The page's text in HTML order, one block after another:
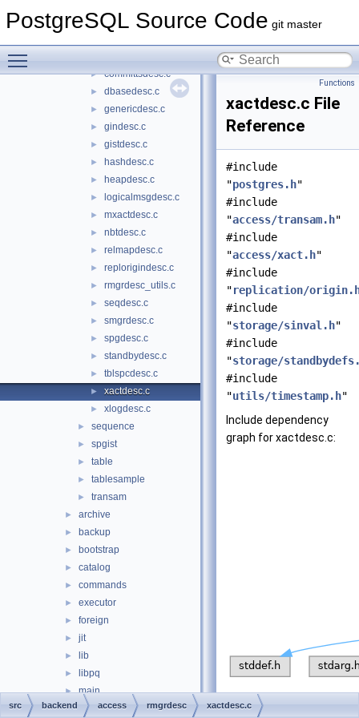
PostgreSQL Source Code git master
▼ rmgrdesc
► committsdesc.c
► dbasedesc.c
► genericdesc.c
► gindesc.c
► gistdesc.c
► hashdesc.c
► heapdesc.c
► logicalmsgdesc.c
► mxactdesc.c
► nbtdesc.c
► relmapdesc.c
► replorigindesc.c
► rmgrdesc_utils.c
► seqdesc.c
► smgrdesc.c
► spgdesc.c
► standbydesc.c
► tblspcdesc.c
► xactdesc.c
► xlogdesc.c
► sequence
► spgist
► table
► tablesample
► transam
► archive
► backup
► bootstrap
► catalog
► commands
► executor
► foreign
► jit
► lib
► libpq
► main
► nodes
Functions
xactdesc.c File
Reference
#include
"postgres.h"
#include
"access/transam.h"
#include
"access/xact.h"
#include
"replication/
#include
"storage/sinval.h"
#include
"storage/
#include
"utils/timestamp.h"
Include dependency
graph for xactdesc.c:
src backend access rmgrdesc xactdesc.c